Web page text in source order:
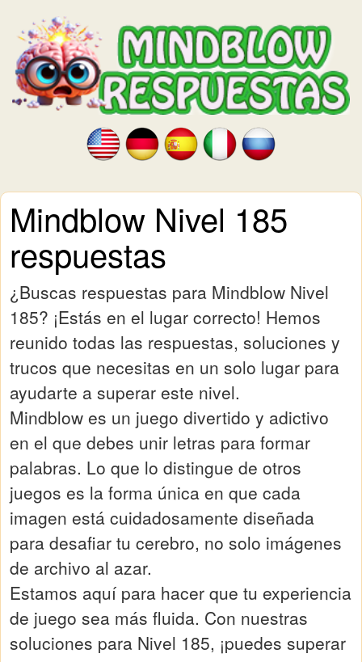
Mindblow Nivel 185
respuestas
¿Buscas respuestas para Mindblow Nivel
185? ¡Estás en el lugar correcto! Hemos
reunido todas las respuestas, soluciones y
trucos que necesitas en un solo lugar para
ayudarte a superar este nivel.
Mindblow es un juego divertido y adictivo
en el que debes unir letras para formar
palabras. Lo que lo distingue de otros
juegos es la forma única en que cada
imagen está cuidadosamente diseñada
para desafiar tu cerebro, no solo imágenes
de archivo al azar.
Estamos aquí para hacer que tu experiencia
de juego sea más fluida. Con nuestras
soluciones para Nivel 185, ¡puedes superar